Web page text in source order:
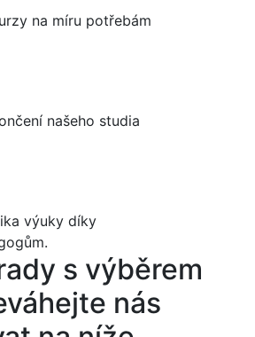
na míru potřebám
našeho studia
výuky díky
s výběrem
nás